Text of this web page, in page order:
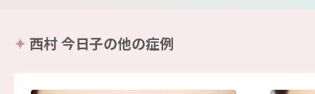
西村 今日子の他の症例